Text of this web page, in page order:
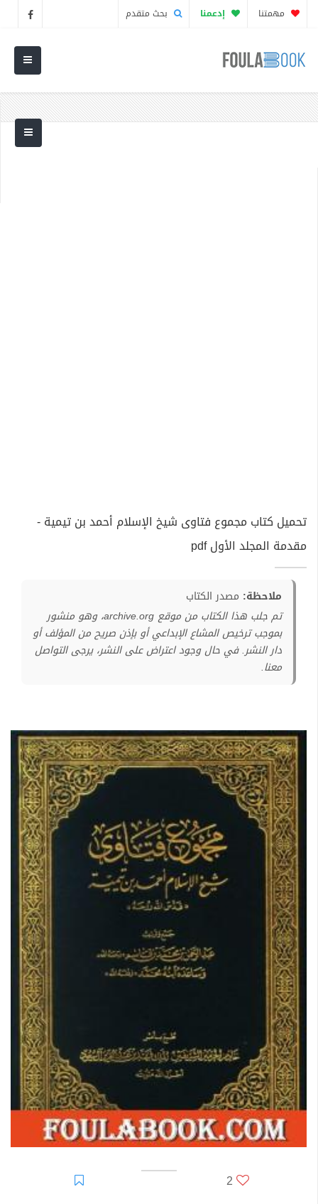
مهمتنا إدعمنا بحث متقدم
تحميل كتاب مجموع فتاوى شيخ الإسلام أحمد بن تيمية -
مقدمة المجلد الأول pdf
ملاحظة: مصدر الكتاب
تم جلب هذا الكتاب من موقع archive.org، وهو منشور
بموجب ترخيص المشاع الإبداعي أو بإذن صريح من المؤلف أو
دار النشر. في حال وجود اعتراض على النشر، يرجى التواصل
معنا.
2